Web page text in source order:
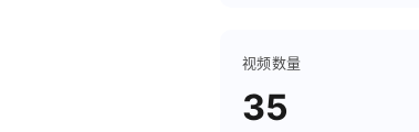
视频数量
35